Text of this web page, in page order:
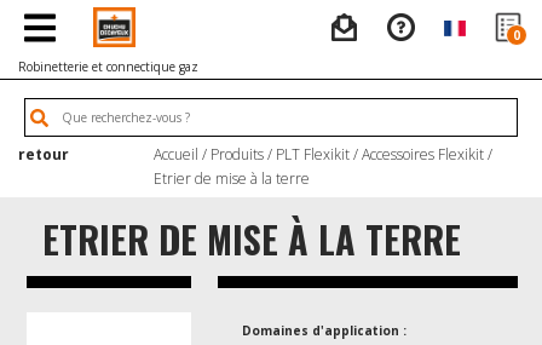
0
Robinetterie et connectique gaz
retour Accueil / Produits/ PLT Flexikit/Accessoires Flexikit/
Etrier de mise à la terre
ETRIER DE MISE À LA TERRE
Domaines d'application :